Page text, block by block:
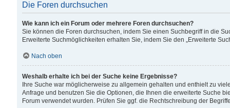
Die Foren durchsuchen
Wie kann ich ein Forum oder mehrere Foren durchsuchen?
Sie können die Foren durchsuchen, indem Sie einen Suchbegriff in die
Erweiterte Suchmöglichkeiten erhalten Sie, indem Sie den „Erweiterte
Nach oben
Weshalb erhalte ich bei der Suche keine Ergebnisse?
Ihre Suche war möglicherweise zu allgemein gehalten und enthielt zu
Anfrage und benutzen Sie die Optionen, die Ihnen die erweiterte Suche
Forum verwendet wurden. Prüfen Sie ggf. die Rechtschreibung der